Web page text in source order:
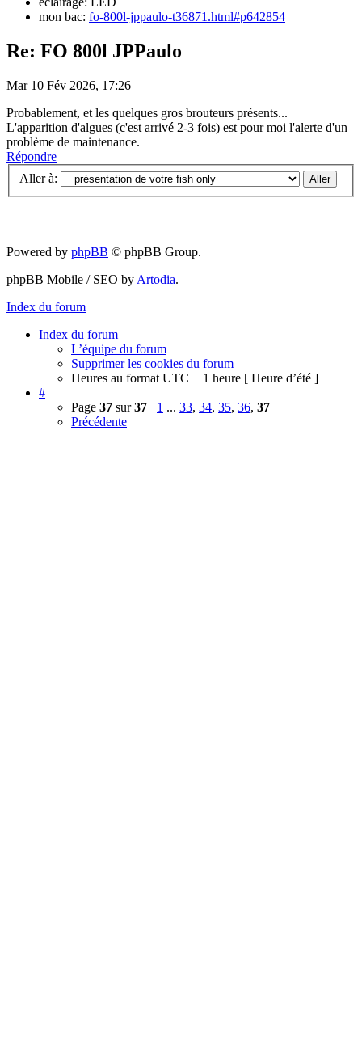
mon bac: fo-800l-jppaulo-t36871.html#p642854
Re: FO 800l JPPaulo
Mar 10 Fév 2026, 17:26
Probablement, et les quelques gros brouteurs présents...
L'apparition d'algues (c'est arrivé 2-3 fois) est pour moi l'alerte d'un
problème de maintenance.
Répondre
Aller à:
Powered by phpBB © phpBB Group.
phpBB Mobile / SEO by Artodia.
Index du forum
Index du forum
L’équipe du forum
Supprimer les cookies du forum
Heures au format UTC + 1 heure [ Heure d’été ]
#
Page 37 sur37 1 ... 33, 34, 35, 36, 37
Précédente